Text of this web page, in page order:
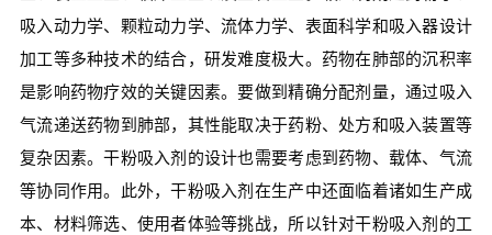
吸入动力学、颗粒动力学、流体力学、表面科学和吸入器设计
加工等多种技术的结合，研发难度极大。药物在肺部的沉积率
是影响药物疗效的关键因素。要做到精确分配剂量，通过吸入
气流递送药物到肺部，其性能取决于药粉、处方和吸入装置等
复杂因素。干粉吸入剂的设计也需要考虑到药物、载体、气流
等协同作用。此外，干粉吸入剂在生产中还面临着诸如生产成
本、材料筛选、使用者体验等挑战，所以针对干粉吸入剂的工